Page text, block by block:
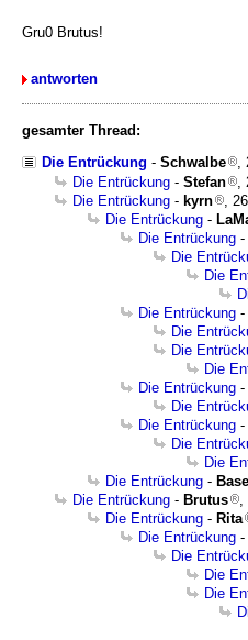
Gru0 Brutus!
antworten
gesamter Thread:
Die Entrückung - Schwalbe ,
Die Entrückung - Stefan
,
Die Entrückung - kyrn
,
Die Entrückung -
Die Entrückung -
Die
Die
Die Entrückung -
Die
Die
Die
Die Entrückung -
Die
Die Entrückung -
Die
Die
Die Entrückung -
Die Entrückung - Brutus
,
Die Entrückung - Rita
Die Entrückung -
Die
Die
Die